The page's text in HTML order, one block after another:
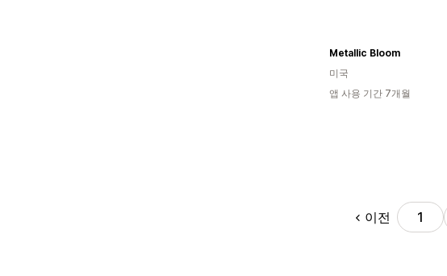
Metallic Bloom
미국
앱 사용 기간 7개월
이전 1